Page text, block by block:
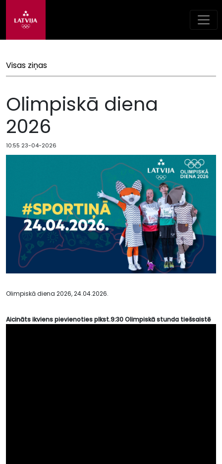
Visas ziņas
Olimpiskā diena
2026
10:55 23-04-2026
Olimpiskā diena 2026, 24.04.2026.
Aicināts ikviens pievienoties plkst.9:30 Olimpiskā stunda tiešsaistē